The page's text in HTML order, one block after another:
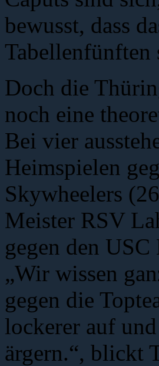
bewusst, dass
Doch die
noch eine
Bei vier
Heimspielen
Skywheelers
Meister RSV
gegen den
„Wir wissen
gegen die
lockerer auf
ärgern.“, blickt